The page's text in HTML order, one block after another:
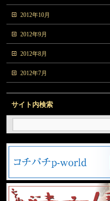
2012年10月
2012年9月
2012年8月
2012年7月
サイト内検索